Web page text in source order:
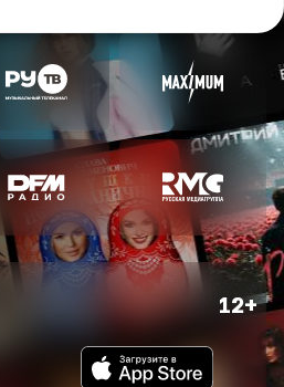
12+